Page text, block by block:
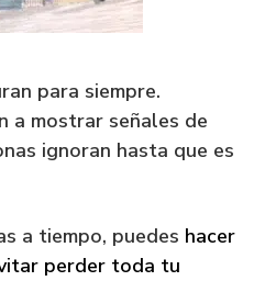
para siempre.
a mostrar señales de
ignoran hasta que es
a tiempo, puedes hacer
perder toda tu